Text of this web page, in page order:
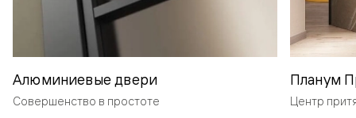
Алюминиевые двери
Совершенство в простоте
Планум
Центр